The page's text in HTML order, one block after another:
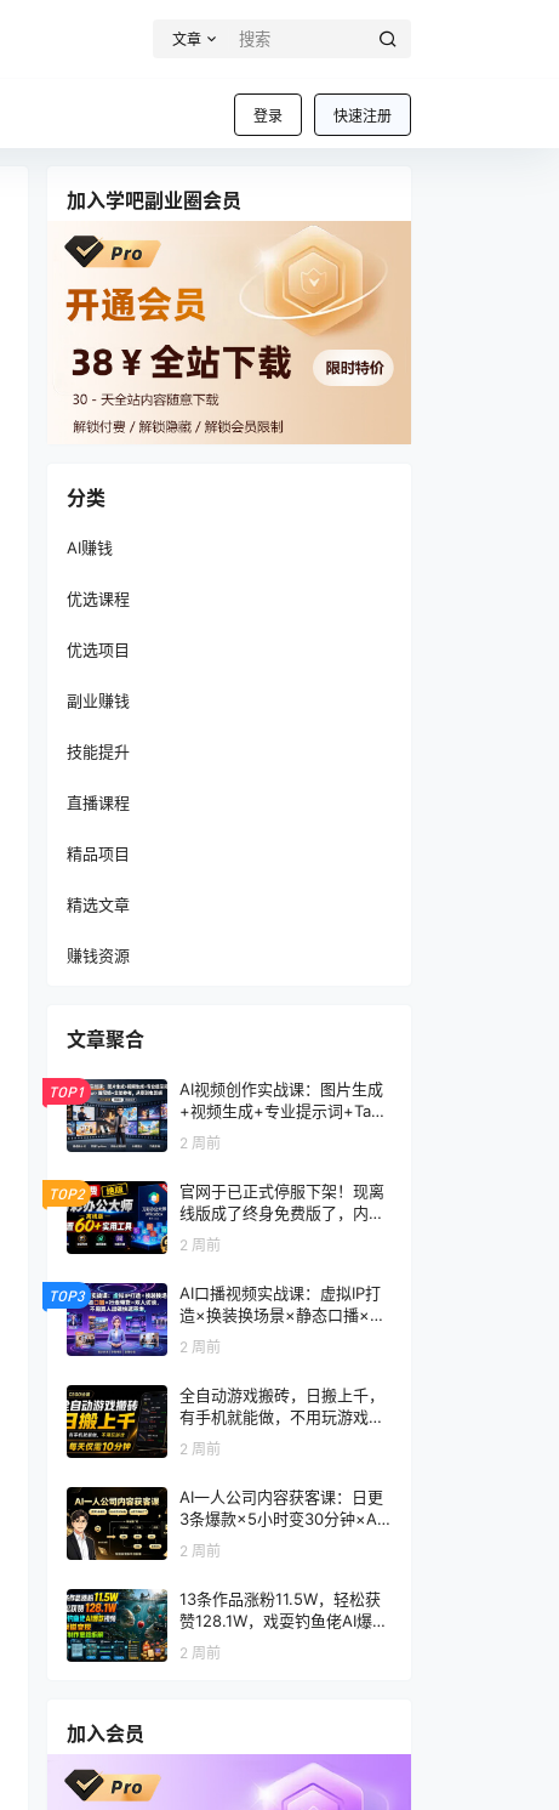
文章
登录 快速注册
加入学吧副业圈会员
分类
AI赚钱
优选课程
优选项目
副业赚钱
技能提升
直播课程
精品项目
精选文章
赚钱资源
文章聚合
TOP1
AI视频创作实战课：图片生成
+视频生成+专业提示词+TapN
ow×首尾帧+全能参考，从零
到电影感成片
2 周前
TOP2
官网于已正式停服下架！现离
线版成了终身免费版了，内置
60+实用工具 万彩办公大师离
线版 OfficeBox
2 周前
TOP3
AI口播视频实战课：虚拟IP打
造×换装换场景×静态口播×行
走带货×双人访谈，不用真人
出镜快速落地
2 周前
全自动游戏搬砖，日搬上千，
有手机就能做，不用玩游戏，
每天仅需10分钟
2 周前
AI一人公司内容获客课：日更
3条爆款×5小时变30分钟×AI
员工自动打工，轻松实现多平
台获客
2 周前
13条作品涨粉11.5W，轻松获
赞128.1W，戏耍钓鱼佬AI爆款
视频，多渠道变现，全套制作
思路拆解
2 周前
加入会员